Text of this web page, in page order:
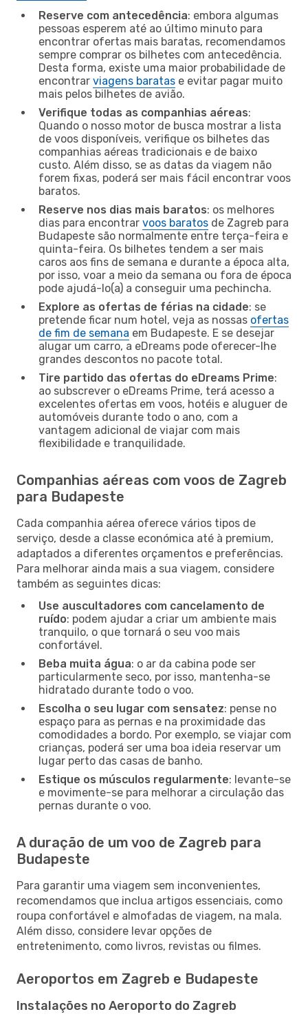
Reserve com antecedência: embora algumas
pessoas esperem até ao último minuto para
encontrar ofertas mais baratas, recomendamos
sempre comprar os bilhetes com antecedência.
Desta forma, existe uma maior probabilidade de
encontrar viagens baratas e evitar pagar muito
mais pelos bilhetes de avião.
Verifique todas as companhias aéreas:
Quando o nosso motor de busca mostrar a lista
de voos disponíveis, verifique os bilhetes das
companhias aéreas tradicionais e de baixo
custo. Além disso, se as datas da viagem não
forem fixas, poderá ser mais fácil encontrar voos
baratos.
Reserve nos dias mais baratos: os melhores
dias para encontrar voos baratos de Zagreb para
Budapeste são normalmente entre terça-feira e
quinta-feira. Os bilhetes tendem a ser mais
caros aos fins de semana e durante a época alta,
por isso, voar a meio da semana ou fora de época
pode ajudá-lo(a) a conseguir uma pechincha.
Explore as ofertas de férias na cidade: se
pretende ficar num hotel, veja as nossas ofertas
de fim de semana em Budapeste. E se desejar
alugar um carro, a eDreams pode oferecer-lhe
grandes descontos no pacote total.
Tire partido das ofertas do eDreams Prime:
ao subscrever o eDreams Prime, terá acesso a
excelentes ofertas em voos, hotéis e aluguer de
automóveis durante todo o ano, com a
vantagem adicional de viajar com mais
flexibilidade e tranquilidade.
Companhias aéreas com voos de Zagreb
para Budapeste
Cada companhia aérea oferece vários tipos de
serviço, desde a classe económica até à premium,
adaptados a diferentes orçamentos e preferências.
Para melhorar ainda mais a sua viagem, considere
também as seguintes dicas:
Use auscultadores com cancelamento de
ruído: podem ajudar a criar um ambiente mais
tranquilo, o que tornará o seu voo mais
confortável.
Beba muita água: o ar da cabina pode ser
particularmente seco, por isso, mantenha-se
hidratado durante todo o voo.
Escolha o seu lugar com sensatez: pense no
espaço para as pernas e na proximidade das
comodidades a bordo. Por exemplo, se viajar com
crianças, poderá ser uma boa ideia reservar um
lugar perto das casas de banho.
Estique os músculos regularmente: levante-se
e movimente-se para melhorar a circulação das
pernas durante o voo.
A duração de um voo de Zagreb para
Budapeste
Para garantir uma viagem sem inconvenientes,
recomendamos que inclua artigos essenciais, como
roupa confortável e almofadas de viagem, na mala.
Além disso, considere levar opções de
entretenimento, como livros, revistas ou filmes.
Aeroportos em Zagreb e Budapeste
Instalações no Aeroporto do Zagreb